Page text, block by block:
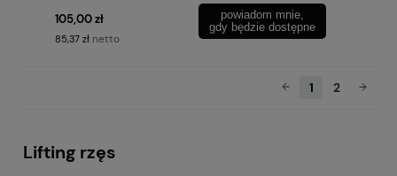
105,00 zł
85,37 zł netto
powiadom mnie,
gdy będzie dostępne
1 2
Lifting rzęs